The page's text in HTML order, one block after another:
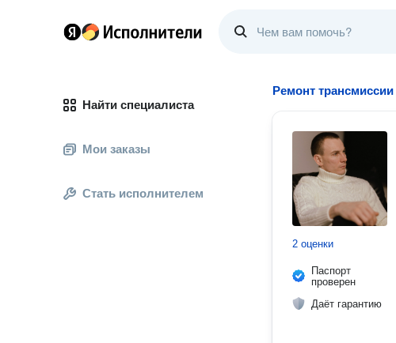
Найти специалиста
Мои заказы
Стать исполнителем
Ремонт трансмиссии
2 оценки
Паспорт
проверен
Даёт гарантию